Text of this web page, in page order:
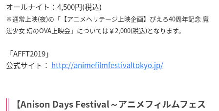
オールナイト：4,500円(税込)
※通常上映(夜)の「【アニメヘリテージ上映企画】ぴえろ40周年記念 魔
法少女 幻のOVA上映会」については￥2,000(税込)となります。
「AFFT2019」
公式サイト： http://animefilmfestivaltokyo.jp/
【Anison Days Festival～アニメフィルムフェス